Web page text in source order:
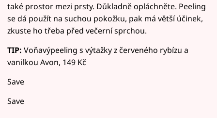
také prostor mezi prsty. Důkladně opláchněte. Peeling
se dá použít na suchou pokožku, pak má větší účinek,
zkuste ho třeba před večerní sprchou.
TIP: Voňavýpeeling s výtažky z červeného rybízu a
vanilkou Avon, 149 Kč
Save
Save